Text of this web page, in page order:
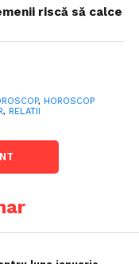
riscă să calce
, HOROSCOP
, RELATII